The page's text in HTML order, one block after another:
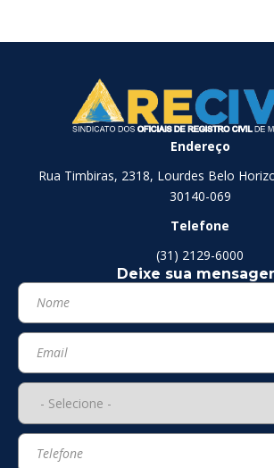
Endereço
Rua Timbiras, 2318, Lourdes Belo
30140-069
Telefone
(31) 2129-6000
Deixe sua